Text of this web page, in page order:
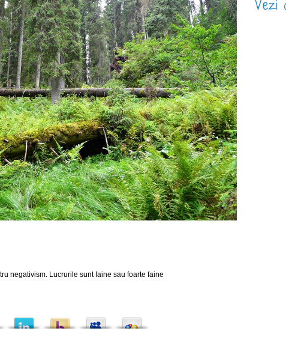
negativism. Lucrurile sunt faine sau foarte faine